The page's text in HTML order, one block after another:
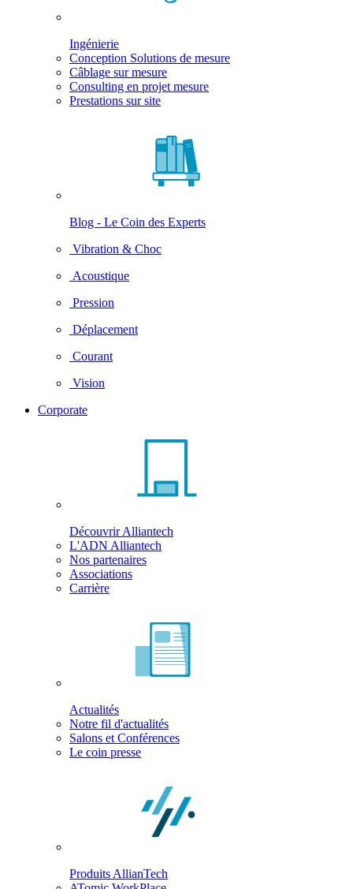
Ingénierie
Conception Solutions de mesure
Câblage sur mesure
Consulting en projet mesure
Prestations sur site
Blog - Le Coin des Experts
Vibration & Choc
Acoustique
Pression
Déplacement
Courant
Vision
Corporate
Découvrir Alliantech
L'ADN Alliantech
Nos partenaires
Associations
Carrière
Actualités
Notre fil d'actualités
Salons et Conférences
Le coin presse
Produits AllianTech